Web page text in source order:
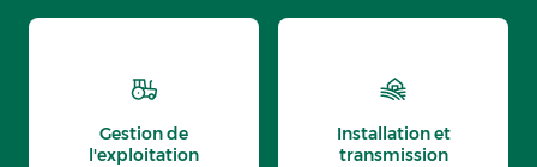
Gestion de
l'exploitation
Installation et
transmission